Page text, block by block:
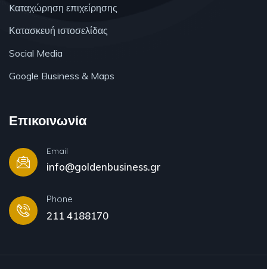
Kαταχώρηση επιχείρησης
Κατασκευή ιστοσελίδας
Social Media
Google Business & Maps
Επικοινωνία
Email
info@goldenbusiness.gr
Phone
211 4188170